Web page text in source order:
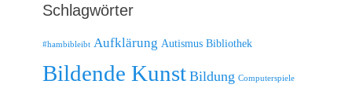
Schlagwörter
#hambibleibt Aufklärung Autismus Bibliothek
Bildende Kunst Bildung Computerspiele